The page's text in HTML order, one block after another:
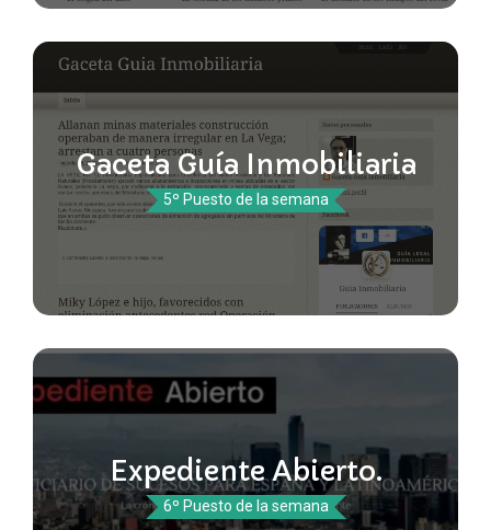
Gaceta Guía Inmobiliaria
5º Puesto de la semana
Expediente Abierto.
6º Puesto de la semana